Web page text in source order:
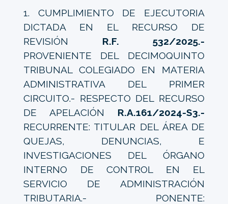
1. CUMPLIMIENTO DE EJECUTORIA
DICTADA EN EL RECURSO DE
REVISIÓN R.F. 532/2025.-
PROVENIENTE DEL DECIMOQUINTO
TRIBUNAL COLEGIADO EN MATERIA
ADMINISTRATIVA DEL PRIMER
CIRCUITO.- RESPECTO DEL RECURSO
DE APELACIÓN R.A.161/2024-S3.-
RECURRENTE: TITULAR DEL ÁREA DE
QUEJAS, DENUNCIAS, E
INVESTIGACIONES DEL ÓRGANO
INTERNO DE CONTROL EN EL
SERVICIO DE ADMINISTRACIÓN
TRIBUTARIA.- PONENTE: